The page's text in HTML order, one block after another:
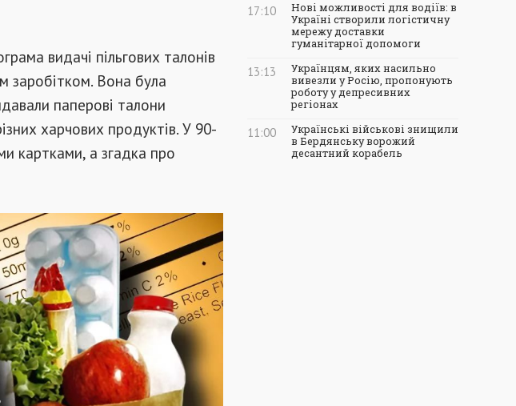
видачі пільгових талонів
заробітком. Вона була
паперові талони
харчових продуктів. У 90-
картками, а згадка про
17:10
Нові можливості для водіїв: в
Україні створили логістичну
мережу доставки
гуманітарної допомоги
13:13
Українцям, яких насильно
вивезли у Росію, пропонують
роботу у депресивних
регіонах
11:00
Українські військові знищили
в Бердянську ворожий
десантний корабель